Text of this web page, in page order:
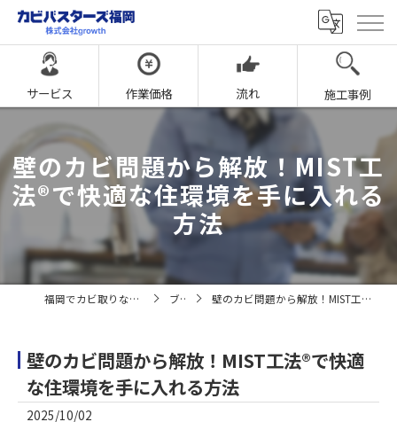
サービス 作業価格 流れ 施工事例
壁のカビ問題から解放！MIST工
法®で快適な住環境を手に入れる
方法
福岡でカビ取りならカビバスターズ福岡 ブログ 壁のカビ問題から解放！MIST工法®で快適な住環境を手に入れる方法
壁のカビ問題から解放！MIST工法®で快適
な住環境を手に入れる方法
2025/10/02